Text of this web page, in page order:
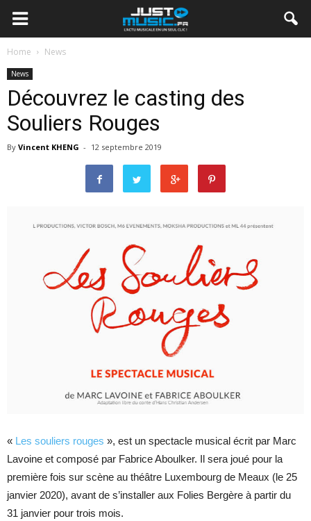
Home News
News
Découvrez le casting des
Souliers Rouges
By Vincent KHENG - 12 septembre 2019
« Les souliers rouges », est un spectacle musical écrit par Marc
Lavoine et composé par Fabrice Aboulker. Il sera joué pour la
première fois sur scène au théâtre Luxembourg de Meaux (le 25
janvier 2020), avant de s’installer aux Folies Bergère à partir du
31 janvier pour trois mois.